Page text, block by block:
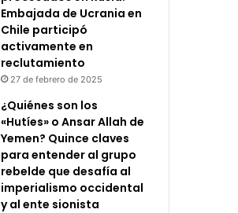
Embajada de Ucrania en
Chile participó
activamente en
reclutamiento
27 de febrero de 2025
¿Quiénes son los
«Hutíes» o Ansar Allah de
Yemen? Quince claves
para entender al grupo
rebelde que desafía al
imperialismo occidental
y al ente sionista